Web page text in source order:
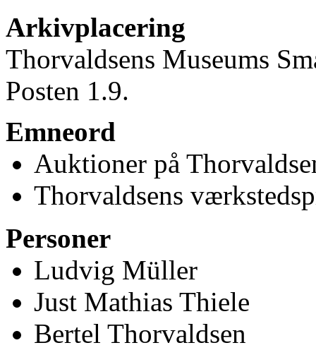
Arkivplacering
Thorvaldsens Museums
Posten 1.9.
Emneord
Auktioner på
Thorvaldsens
Personer
Ludvig Müller
Just Mathias Thiele
Bertel Thorvaldsen